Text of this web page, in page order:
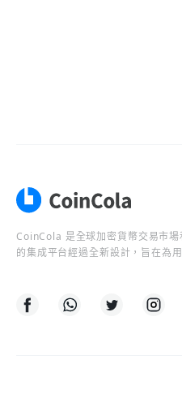
CoinCola 是全球加密貨幣交易市
的集成平台經過全新設計，旨在為